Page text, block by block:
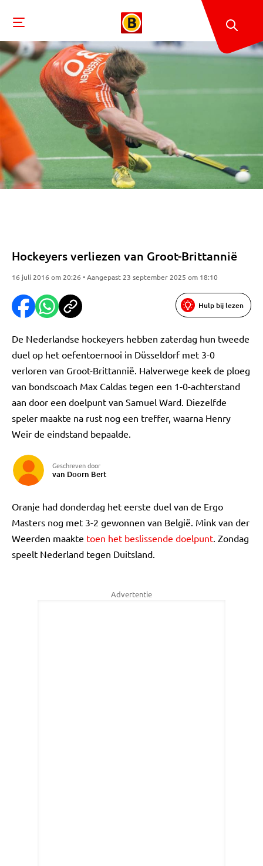
Hockeyers verliezen van Groot-Brittannië
16 juli 2016 om 20:26 • Aangepast 23 september 2025 om 18:10
Hulp bij lezen
De Nederlandse hockeyers hebben zaterdag hun tweede
duel op het oefentoernooi in Düsseldorf met 3-0
verloren van Groot-Brittannië. Halverwege keek de ploeg
van bondscoach Max Caldas tegen een 1-0-achterstand
aan door een doelpunt van Samuel Ward. Diezelfde
speler maakte na rust nog een treffer, waarna Henry
Weir de eindstand bepaalde.
Geschreven door
van Doorn Bert
Oranje had donderdag het eerste duel van de Ergo
Masters nog met 3-2 gewonnen van België. Mink van der
Weerden maakte toen het beslissende doelpunt. Zondag
speelt Nederland tegen Duitsland.
Advertentie